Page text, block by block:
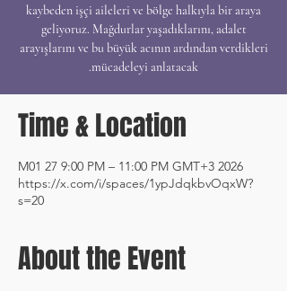
kaybeden işçi aileleri ve bölge halkıyla bir araya
geliyoruz. Mağdurlar yaşadıklarını, adalet
arayışlarını ve bu büyük acının ardından verdikleri
mücadeleyi anlatacak.
Time & Location
2026 M01 27 9:00 PM – 11:00 PM GMT+3
https://x.com/i/spaces/1ypJdqkbvOqxW?
s=20
About the Event